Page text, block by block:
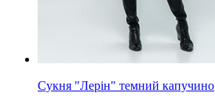
Сукня "Лерін" темний капучино